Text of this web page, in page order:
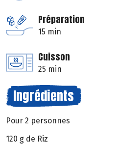
Préparation
15 min
Cuisson
25 min
Ingrédients
Pour 2 personnes
120 g de Riz